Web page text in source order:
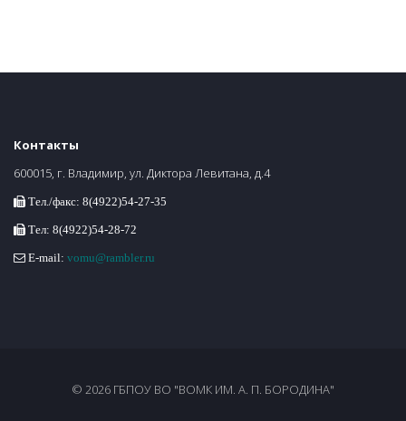
Контакты
600015, г. Владимир, ул. Диктора Левитана, д.4
Тел./факс: 8(4922)54-27-35
Тел: 8(4922)54-28-72
E-mail: vomu@rambler.ru
© 2026 ГБПОУ ВО "ВОМК ИМ. А. П. БОРОДИНА"